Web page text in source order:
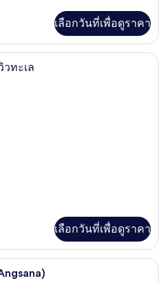
เลือกวันที่เพื่อดูราคา
ห้องพรีเมียร์, เตียงเดี่ยว 2 เตียง, วิวท
วทะเล
เลือกวันที่เพื่อดูราคา
ตู้นิรภัยในห้องพัก, โต๊ะทำงาน, ผ้าม่าน